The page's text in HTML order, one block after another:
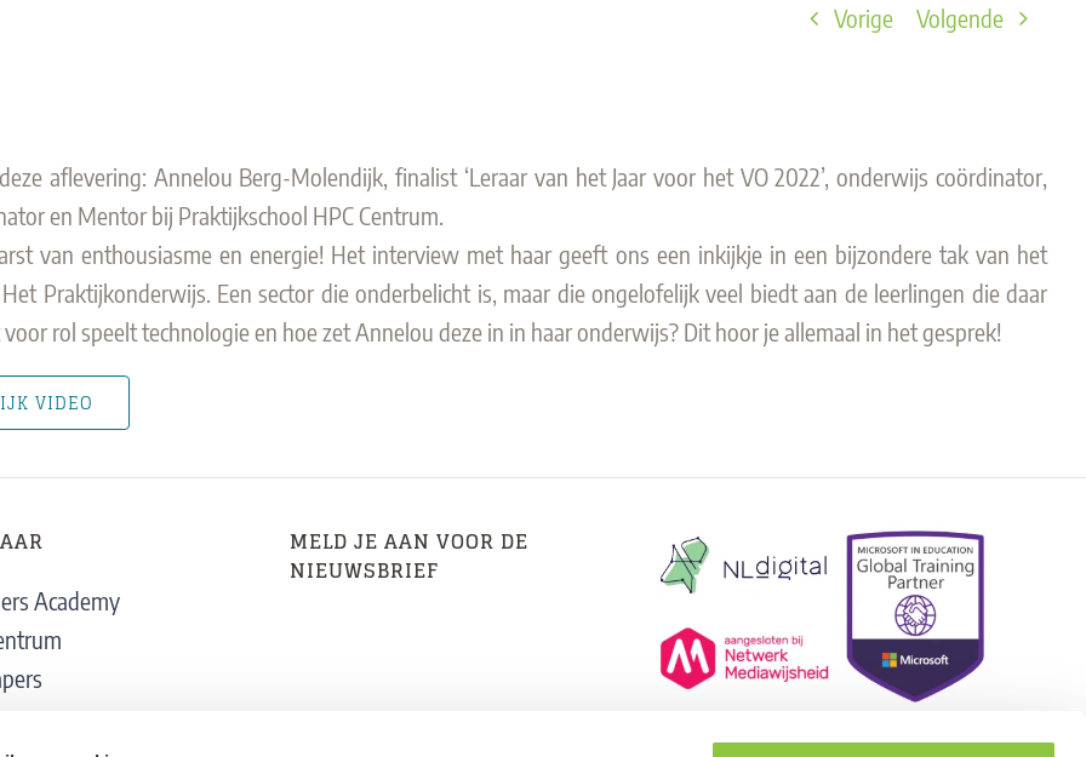
Vorige Volgende
aflevering: Annelou Berg-Molendijk, finalist ‘Leraar van het Jaar voor het VO 2022’, onderwijs coördinator,
en Mentor bij Praktijkschool HPC Centrum.
van enthousiasme en energie! Het interview met haar geeft ons een inkijkje in een bijzondere tak van het
Praktijkonderwijs. Een sector die onderbelicht is, maar die ongelofelijk veel biedt aan de leerlingen die daar
rol speelt technologie en hoe zet Annelou deze in in haar onderwijs? Dit hoor je allemaal in het gesprek!
VIDEO
Academy
MELD JE AAN VOOR DE
NIEUWSBRIEF